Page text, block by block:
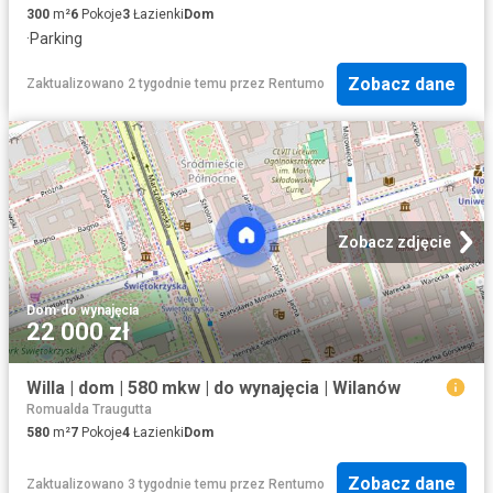
300 m²6 Pokoje3 Łazienki Dom
·Parking
Zaktualizowano 2 tygodnie temu przez Rentumo Zobacz dane
Zobacz zdjęcie
Dom·do wynajęcia
22 000 zł
Willa | dom | 580 mkw | do wynajęcia | Wilanów
Romualda Traugutta
580 m²7 Pokoje4 ŁazienkiDom
Zaktualizowano 3 tygodnie temu przez Rentumo Zobacz dane